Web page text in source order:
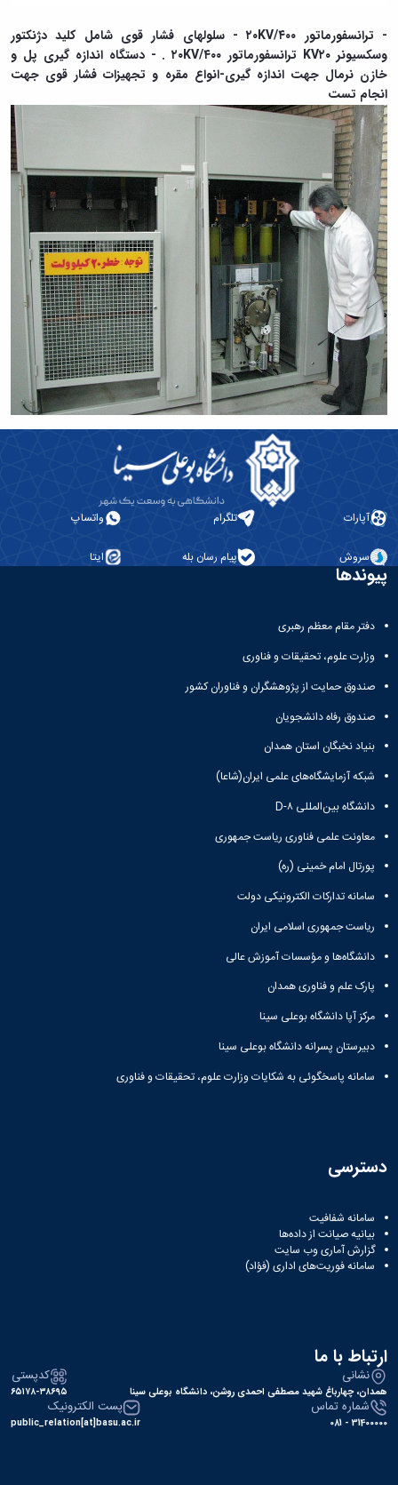
- ترانسفورماتور ۲۰KV/۴۰۰ - سلولهای فشار قوی شامل کلید دژنکتور
وسکسیونر KV۲۰ ترانسفورماتور ۲۰KV/۴۰۰ . - دستگاه اندازه گیری پل و
خازن نرمال جهت اندازه گیری-انواع مقره و تجهیزات فشار قوی جهت
انجام تست
آپارات تلگرام واتساپ
سروش پیام رسان بله ایتا
پیوندها
دفتر مقام معظم رهبری
وزارت علوم، تحقیقات و فناوری
صندوق حمایت از پژوهشگران و فناوران کشور
صندوق رفاه دانشجویان
بنیاد نخبگان استان همدان
شبکه آزمایشگاه‌های علمی ایران(شاعا)
دانشگاه بین‌المللی D-۸
معاونت علمی فناوری ریاست جمهوری
پورتال امام خمینی (ره)
سامانه تدارکات الکترونیکی دولت
ریاست جمهوری اسلامی ایران
دانشگاه‌ها و مؤسسات آموزش عالی
پارک علم و فناوری همدان
مرکز آپا دانشگاه بوعلی سینا
دبیرستان پسرانه دانشگاه بوعلی سینا
سامانه پاسخگوئی به شکایات وزارت علوم، تحقیقات و فناوری
دسترسی
سامانه شفافیت
بیانیه صیانت از داده‌ها
گزارش آماری وب‌ سایت
سامانه فوریت‌های اداری (فؤاد)
ارتباط با ما
نشانی
همدان، چهارباغ شهید مصطفی احمدی روشن، دانشگاه بوعلی سینا
کدپستی
۶۵۱۷۸-۳۸۶۹۵
شماره تماس
31400000 - 081
پست الکترونیک
public_relation[at]basu.ac.ir